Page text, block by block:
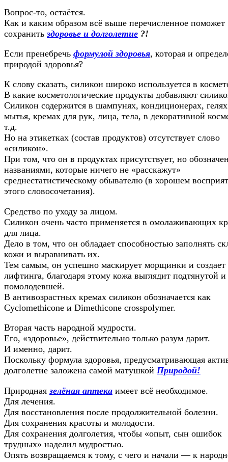
Вопрос-то, остаётся.
Как и каким образом всё выше перечисленное поможет
сохранитьздоровье и долголетие ?!
Если пренебречь формулой здоровья, которая и
природой здоровья?
К слову сказать, силикон широко используется в
В какие косметологические продукты добавляют
Силикон содержится в шампунях, кондиционерах,
мытья, кремах для рук, лица, тела, в декоративной
т.д.
Но на этикетках (состав продуктов) отсутствует слово
«силикон».
При том, что он в продуктах присутствует, но
названиями, которые ничего не «расскажут»
среднестатистическому обывателю (в хорошем
этого словосочетания).
Средство по уходу за лицом.
Силикон очень часто применяется в омолаживающих
для лица.
Дело в том, что он обладает способностью заполнять
кожи и выравнивать их.
Тем самым, он успешно маскирует морщинки и
лифтинга, благодаря этому кожа выглядит подтянутой и
помолодевшей.
В антивозрастных кремах силикон обозначается как
Cyclomethicone и Dimethicone crosspolymer.
Вторая часть народной мудрости.
Его, «здоровье», действительно только разум дарит.
И именно, дарит.
Поскольку формула здоровья, предусматривающая
долголетие заложена самой матушкой Природой!
Природнаязелёная аптека имеет всё необходимое.
Для лечения.
Для восстановления после продолжительной болезни.
Для сохранения красоты и молодости.
Для сохранения долголетия, чтобы «опыт, сын ошибок
трудных» наделил мудростью.
Опять возвращаемся к тому, с чего и начали — к